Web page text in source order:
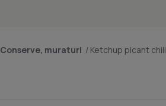
Conserve, muraturi / Ketchup picant chili